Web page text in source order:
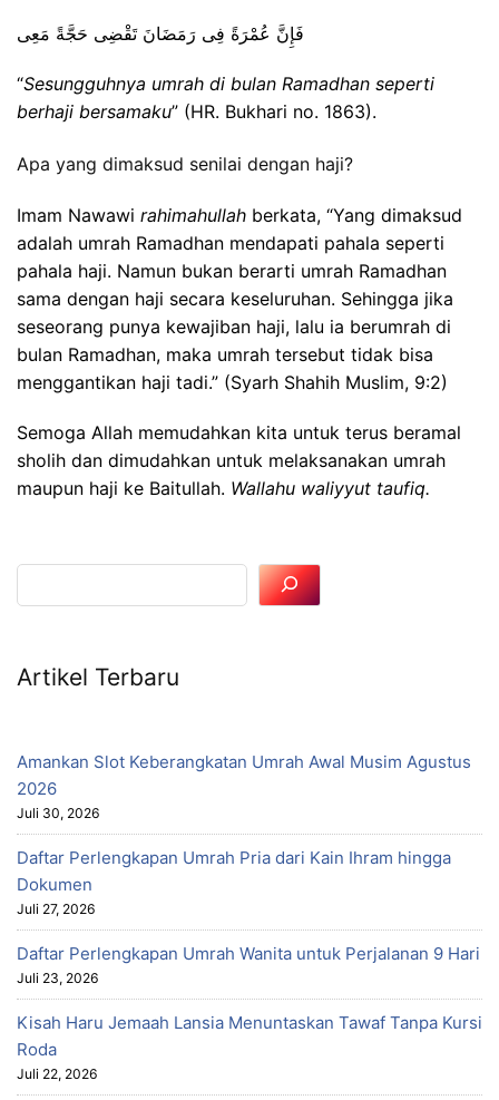
فَإِنَّ عُمْرَةً فِى رَمَضَانَ تَقْضِى حَجَّةً مَعِى
“Sesungguhnya umrah di bulan Ramadhan seperti
berhaji bersamaku” (HR. Bukhari no. 1863).
Apa yang dimaksud senilai dengan haji?
Imam Nawawi rahimahullah berkata, “Yang dimaksud
adalah umrah Ramadhan mendapati pahala seperti
pahala haji. Namun bukan berarti umrah Ramadhan
sama dengan haji secara keseluruhan. Sehingga jika
seseorang punya kewajiban haji, lalu ia berumrah di
bulan Ramadhan, maka umrah tersebut tidak bisa
menggantikan haji tadi.” (Syarh Shahih Muslim, 9:2)
Semoga Allah memudahkan kita untuk terus beramal
sholih dan dimudahkan untuk melaksanakan umrah
maupun haji ke Baitullah. Wallahu waliyyut taufiq.
Artikel Terbaru
Amankan Slot Keberangkatan Umrah Awal Musim Agustus
2026
Juli 30, 2026
Daftar Perlengkapan Umrah Pria dari Kain Ihram hingga
Dokumen
Juli 27, 2026
Daftar Perlengkapan Umrah Wanita untuk Perjalanan 9 Hari
Juli 23, 2026
Kisah Haru Jemaah Lansia Menuntaskan Tawaf Tanpa Kursi
Roda
Juli 22, 2026